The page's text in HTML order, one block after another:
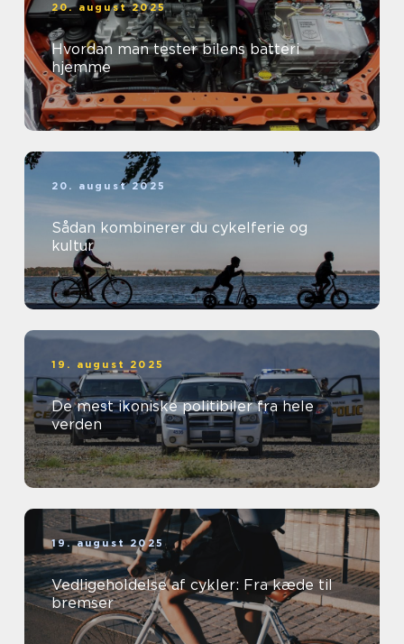
20. august 2025
Hvordan man tester bilens batteri
hjemme
20. august 2025
Sådan kombinerer du cykelferie og
kultur
19. august 2025
De mest ikoniske politibiler fra hele
verden
19. august 2025
Vedligeholdelse af cykler: Fra kæde til
bremser